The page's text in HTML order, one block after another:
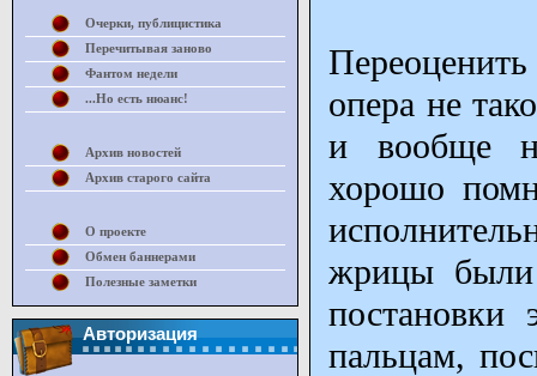
опера не
и вообще
хорошо
жрицы были
пальцам,
Очерки, публицистика
Перечитывая заново
Фантом недели
...Но есть нюанс!
Архив новостей
Архив старого сайта
О проекте
Обмен баннерами
Полезные заметки
Авторизация